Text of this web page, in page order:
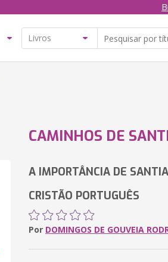
CAMINHOS DE
A IMPORTÂNCIA DE
CRISTÃO PORTUGUÊS
Por DOMINGOS DE GOUVEIA